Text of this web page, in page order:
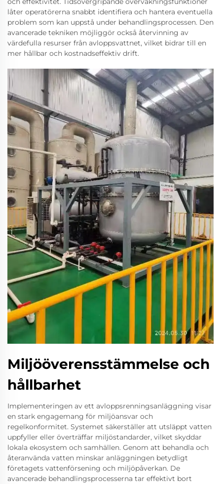
låter operatörerna snabbt identifiera och hantera eventuella
problem som kan uppstå under behandlingsprocessen. Den
avancerade tekniken möjliggör också återvinning av
värdefulla resurser från avloppsvattnet, vilket bidrar till en
mer hållbar och kostnadseffektiv drift.
Miljööverensstämmelse och
hållbarhet
Implementeringen av ett avloppsrenningsanläggning visar
en stark engagemang för miljöansvar och
regelkonformitet. Systemet säkerställer att utsläppt vatten
uppfyller eller överträffar miljöstandarder, vilket skyddar
lokala ekosystem och samhällen. Genom att behandla och
återanvända vatten minskar anläggningen betydligt
företagets vattenförsening och miljöpåverkan. De
avancerade behandlingsprocesserna tar effektivt bort